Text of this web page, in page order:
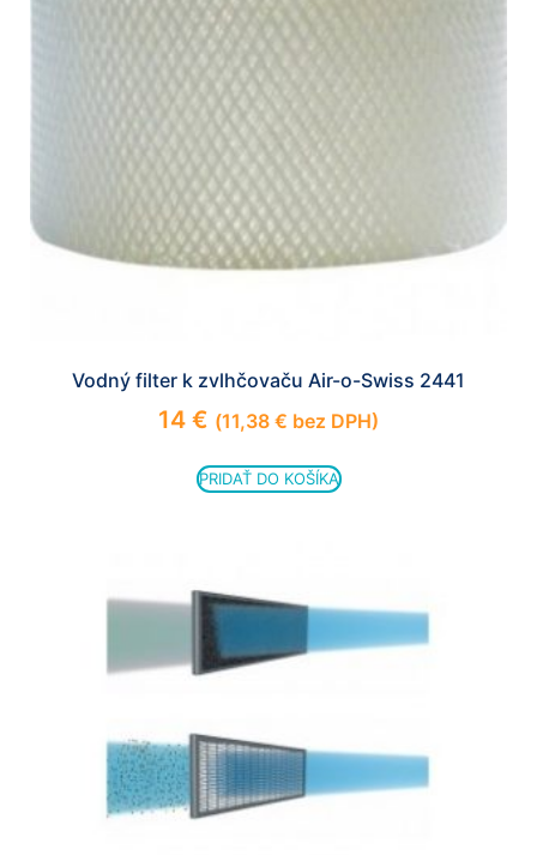
Vodný filter k zvlhčovaču Air-o-Swiss 2441
14 € (11,38 € bez DPH)
PRIDAŤ DO KOŠÍKA